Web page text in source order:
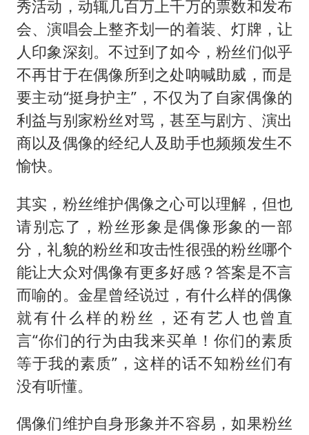
秀活动，动辄几百万上千万的票数和发布
会、演唱会上整齐划一的着装、灯牌，让
人印象深刻。不过到了如今，粉丝们似乎
不再甘于在偶像所到之处呐喊助威，而是
要主动“挺身护主”，不仅为了自家偶像的
利益与别家粉丝对骂，甚至与剧方、演出
商以及偶像的经纪人及助手也频频发生不
愉快。
其实，粉丝维护偶像之心可以理解，但也
请别忘了，粉丝形象是偶像形象的一部
分，礼貌的粉丝和攻击性很强的粉丝哪个
能让大众对偶像有更多好感？答案是不言
而喻的。金星曾经说过，有什么样的偶像
就有什么样的粉丝，还有艺人也曾直
言“你们的行为由我来买单！你们的素质
等于我的素质”，这样的话不知粉丝们有
没有听懂。
偶像们维护自身形象并不容易，如果粉丝